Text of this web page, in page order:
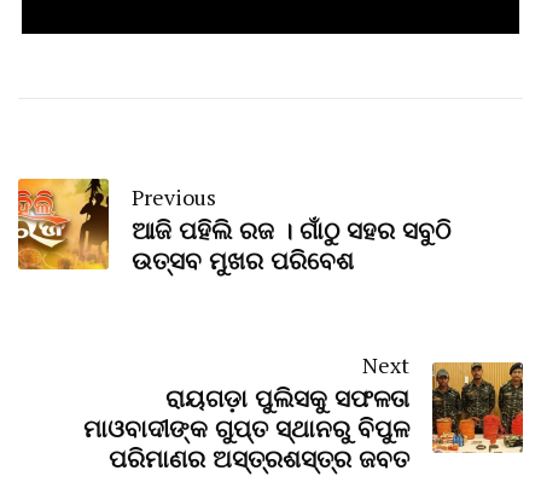
Previous
ଆଜି ପହିଲି ରଜ । ଗାଁଠୁ ସହର ସବୁଠି
ଉତ୍ସବ ମୁଖର ପରିବେଶ
Next
ରାୟଗଡ଼ା ପୁଲିସକୁ ସଫଳତା
ମାଓବାଦୀଙ୍କ ଗୁପ୍ତ ସ୍ଥାନରୁ ବିପୁଳ
ପରିମାଣର ଅସ୍ତ୍ରଶସ୍ତ୍ର ଜବତ